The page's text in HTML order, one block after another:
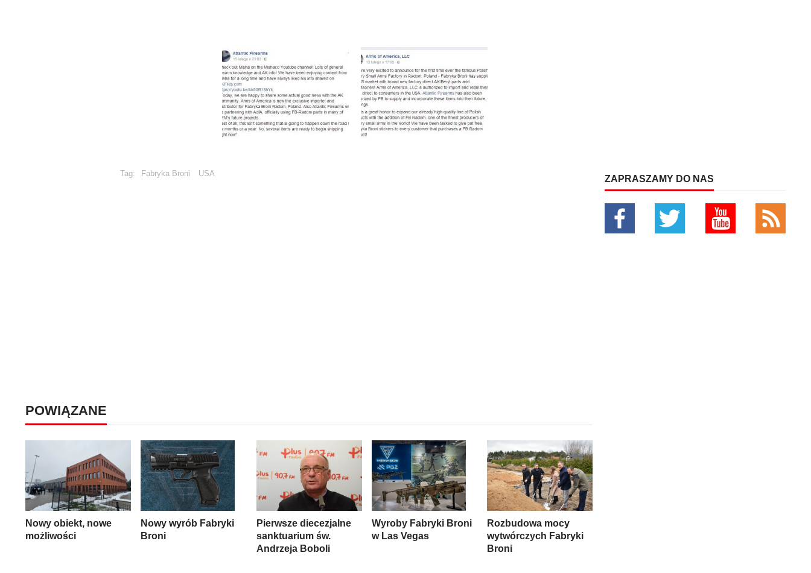
Tag: Fabryka Broni USA
POWIĄZANE
Nowy obiekt, nowe
możliwości
Nowy wyrób Fabryki
Broni
Pierwsze diecezjalne
sanktuarium św.
Andrzeja Boboli
Wyroby Fabryki Broni
w Las Vegas
Rozbudowa mocy
wytwórczych Fabryki
Broni
ZAPRASZAMY DO NAS